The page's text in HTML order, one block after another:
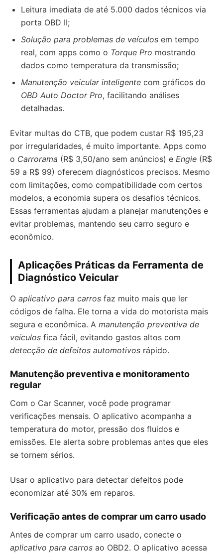
Leitura imediata de até 5.000 dados técnicos via
porta OBD II;
Solução para problemas de veículos em tempo
real, com apps como o Torque Pro mostrando
dados como temperatura da transmissão;
Manutenção veicular inteligente com gráficos do
OBD Auto Doctor Pro, facilitando análises
detalhadas.
Evitar multas do CTB, que podem custar R$ 195,23
por irregularidades, é muito importante. Apps como
o Carrorama (R$ 3,50/ano sem anúncios) e Engie (R$
59 a R$ 99) oferecem diagnósticos precisos. Mesmo
com limitações, como compatibilidade com certos
modelos, a economia supera os desafios técnicos.
Essas ferramentas ajudam a planejar manutenções e
evitar problemas, mantendo seu carro seguro e
econômico.
Aplicações Práticas da Ferramenta de
Diagnóstico Veicular
O aplicativo para carros faz muito mais que ler
códigos de falha. Ele torna a vida do motorista mais
segura e econômica. A manutenção preventiva de
veículos fica fácil, evitando gastos altos com
detecção de defeitos automotivos rápido.
Manutenção preventiva e monitoramento
regular
Com o Car Scanner, você pode programar
verificações mensais. O aplicativo acompanha a
temperatura do motor, pressão dos fluidos e
emissões. Ele alerta sobre problemas antes que eles
se tornem sérios.
Usar o aplicativo para detectar defeitos pode
economizar até 30% em reparos.
Verificação antes de comprar um carro usado
Antes de comprar um carro usado, conecte o
aplicativo para carros ao OBD2. O aplicativo acessa